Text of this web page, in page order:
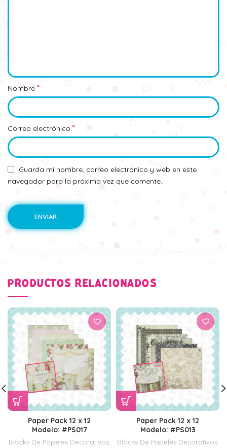
Nombre *
Correo electrónico *
Guarda mi nombre, correo electrónico y web en este
navegador para la próxima vez que comente.
PRODUCTOS RELACIONADOS
Paper Pack 12 x 12
Modelo: #PS017
Blocks De Papeles Decorativos,
Paper Pack 12 x 12
Modelo: #PS013
Blocks De Papeles Decorativos,